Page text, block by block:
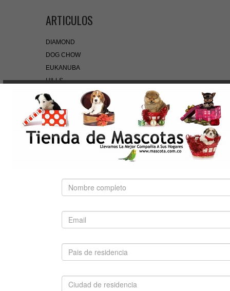
ARTICULOS
DIAMOND
DOG CHOW
EUKANUBA
HILLS
NUTRA NUGGETS
OF THE WILD
PEDIGREE
PRO PLAN
ROYAL CANIN
busca.
SUGERIDO